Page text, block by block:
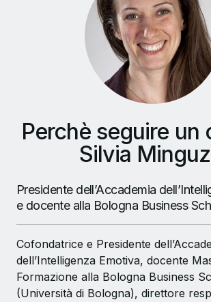
Perchè seguire un
Silvia
Presidente dell’Accademia
e docente alla Bologna Business
Cofondatrice e Presidente
dell’Intelligenza Emotiva, docente
Formazione alla Bologna Business
(Università di Bologna), direttore